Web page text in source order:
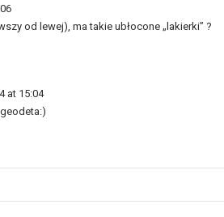
od lewej), ma takie ubłocone „lakierki” ?
at 15:04